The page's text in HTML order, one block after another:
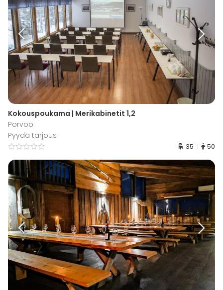
Kokouspoukama | Merikabinetit 1,2
Porvoo
Pyydä tarjous
35 50